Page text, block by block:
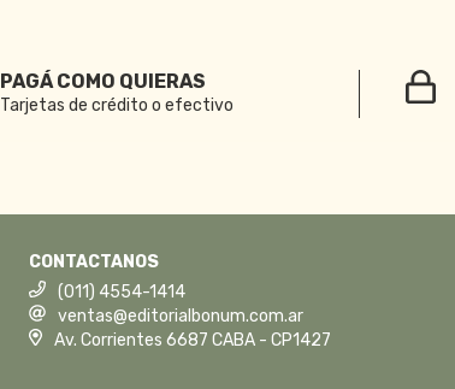
PAGÁ COMO QUIERAS
Tarjetas de crédito o efectivo
CONTACTANOS
(011) 4554-1414
ventas@editorialbonum.com.ar
Av. Corrientes 6687 CABA - CP1427